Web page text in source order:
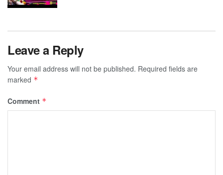
Leave a Reply
Your email address will not be published. Required fields are
marked *
Comment *